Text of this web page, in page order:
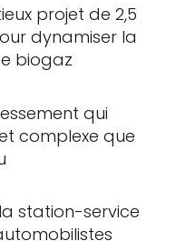
projet de 2,5
dynamiser la
biogaz
qui
complexe que
station-service